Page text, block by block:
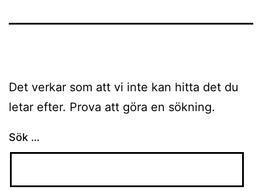
Det verkar som att vi inte kan hitta det du
letar efter. Prova att göra en sökning.
Sök …